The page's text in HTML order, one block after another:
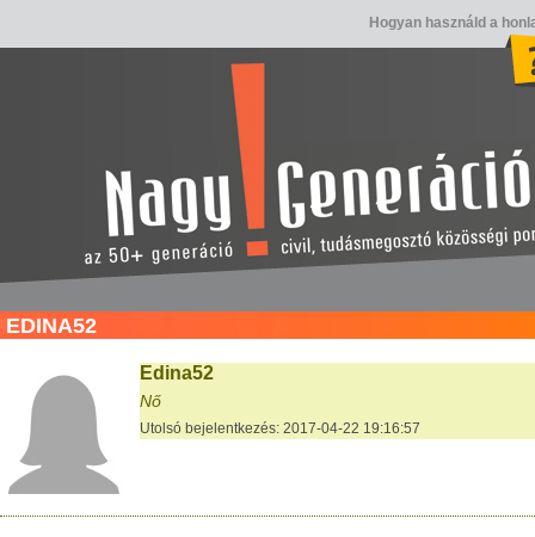
Hogyan használd a
EDINA52
Edina52
Nő
Utolsó bejelentkezés: 2017-04-22 19:16:57